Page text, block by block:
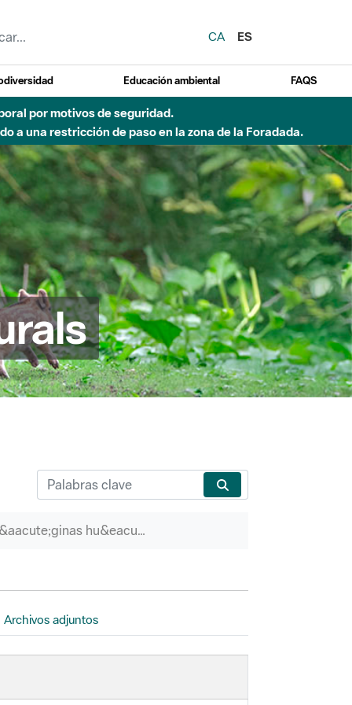
CA
ES
Educación ambiental FAQS
por motivos de seguridad.
a una restricción de paso en la zona de la Foradada.
P&aacute;ginas hu&eacute;rfanas
Archivos adjuntos